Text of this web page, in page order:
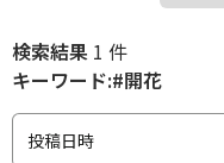
検索結果 1 件
キーワード:#開花
投稿日時